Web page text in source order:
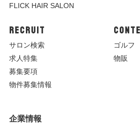
FLICK HAIR SALON
RECRUIT
サロン検索
求人特集
募集要項
物件募集情報
ゴルフ
物販
企業情報